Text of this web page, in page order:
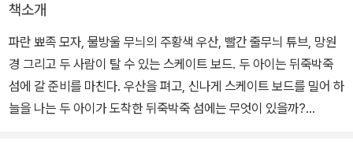
책소개
파란 뾰족 모자, 물방울 무늬의 주황색 우산, 빨간 줄무늬 튜브, 망원
경 그리고 두 사람이 탈 수 있는 스케이트 보드. 두 아이는 뒤죽박죽
섬에 갈 준비를 마친다. 우산을 펴고, 신나게 스케이트 보드를 밀어 하
늘을 나는 두 아이가 도착한 뒤죽박죽 섬에는 무엇이 있을까?